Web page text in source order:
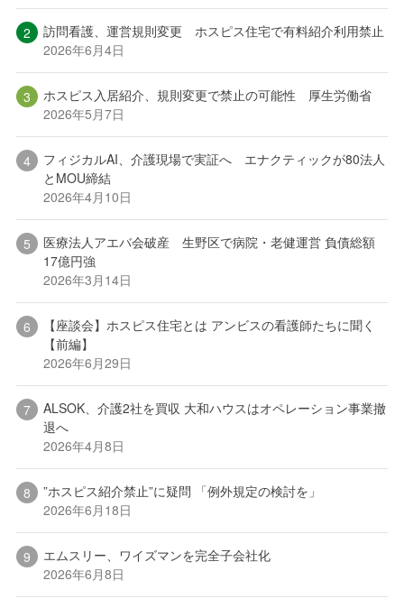
訪問看護、運営規則変更 ホスピス住宅で有料紹介利用禁止
2026年6月4日
ホスピス入居紹介、規則変更で禁止の可能性 厚生労働省
2026年5月7日
フィジカルAI、介護現場で実証へ エナクティックが80法人
とMOU締結
2026年4月10日
医療法人アエバ会破産 生野区で病院・老健運営 負債総額
17億円強
2026年3月14日
【座談会】ホスピス住宅とは アンビスの看護師たちに聞く
【前編】
2026年6月29日
ALSOK、介護2社を買収 大和ハウスはオペレーション事業撤
退へ
2026年4月8日
”ホスピス紹介禁止”に疑問 「例外規定の検討を」
2026年6月18日
エムスリー、ワイズマンを完全子会社化
2026年6月8日